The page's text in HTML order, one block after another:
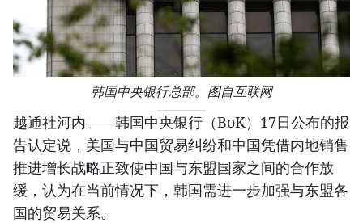
韩国中央银行总部。图自互联网
越通社河内——韩国中央银行（BoK）17日公布的报
告认定说，美国与中国贸易纠纷和中国凭借内地销售
推进增长战略正致使中国与东盟国家之间的合作放
缓，认为在当前情况下，韩国需进一步加强与东盟各
国的贸易关系。